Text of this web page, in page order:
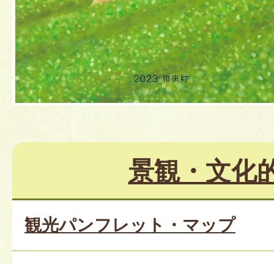
景観・文化
観光パンフレット・マップ